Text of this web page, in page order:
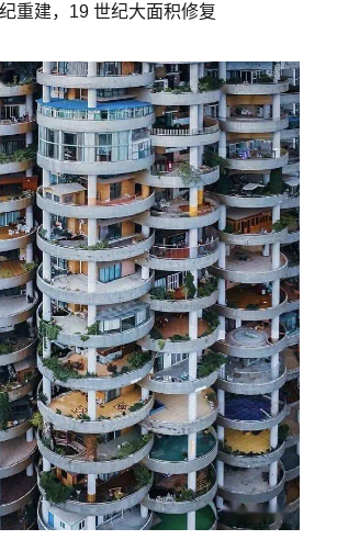
重建，19 世纪大面积修复